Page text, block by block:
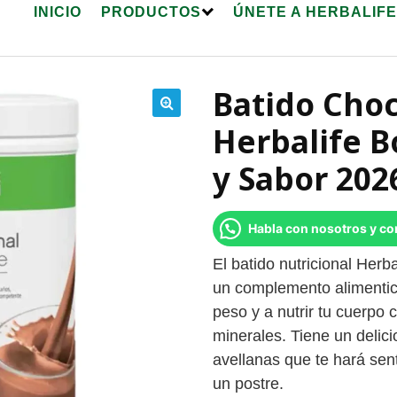
INICIO PRODUCTOS ÚNETE A HERBALIFE
Batido
Herbalife
y Sabor
Habla con nosotros y
El batido nutricional
un complemento
peso y a nutrir tu cuerpo
minerales. Tiene un
avellanas que te hará
un postre.